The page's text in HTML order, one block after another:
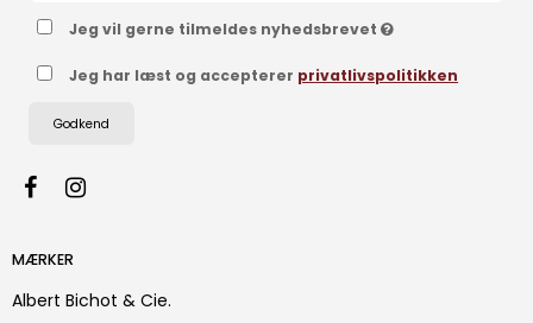
Jeg vil gerne tilmeldes nyhedsbrevet
Jeg har læst og accepterer privatlivspolitikken
Godkend
MÆRKER
Albert Bichot & Cie.